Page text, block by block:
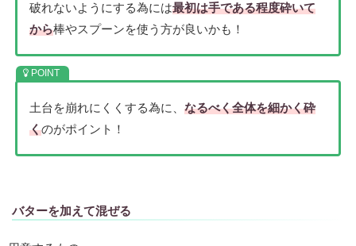
破れないようにする為には最初は手である程度砕いて
から棒やスプーンを使う方が良いかも！
土台を崩れにくくする為に、 なるべく全体を細かく砕
くのがポイント！
バターを加えて混ぜる